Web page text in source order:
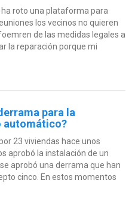
roto una plataforma para
los vecinos no quieren
de las medidas legales a
la reparación porque mi
para la
automático?
23 viviendas hace unos
aprobó la instalación de un
aprobó una derrama que han
cinco. En estos momentos